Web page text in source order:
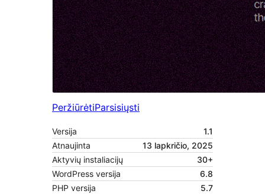
PeržiūrėtiParsisiųsti
Versija
1.1
Atnaujinta
13 lapkričio, 2025
Aktyvių instaliacijų
30+
WordPress versija
6.8
PHP versija
5.7